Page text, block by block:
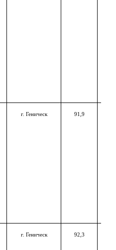
г. Геническ 91,9
г. Геническ 92,3